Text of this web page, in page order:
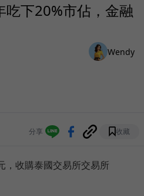
下20%市佔，金融
Wendy
分享 收藏
收購泰國交易所交易所